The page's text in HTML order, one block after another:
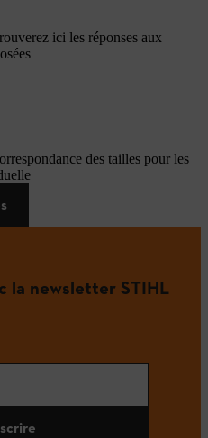
ici les réponses aux
des tailles pour les
la newsletter STIHL